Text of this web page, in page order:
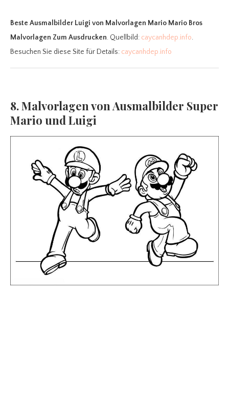
Beste Ausmalbilder Luigi von Malvorlagen Mario Mario Bros
Malvorlagen Zum Ausdrucken. Quellbild: caycanhdep.info.
Besuchen Sie diese Site für Details: caycanhdep.info
8. Malvorlagen von Ausmalbilder Super
Mario und Luigi